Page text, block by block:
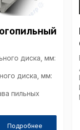
диска, мм:
диска, мм:
пильных
Подробнее